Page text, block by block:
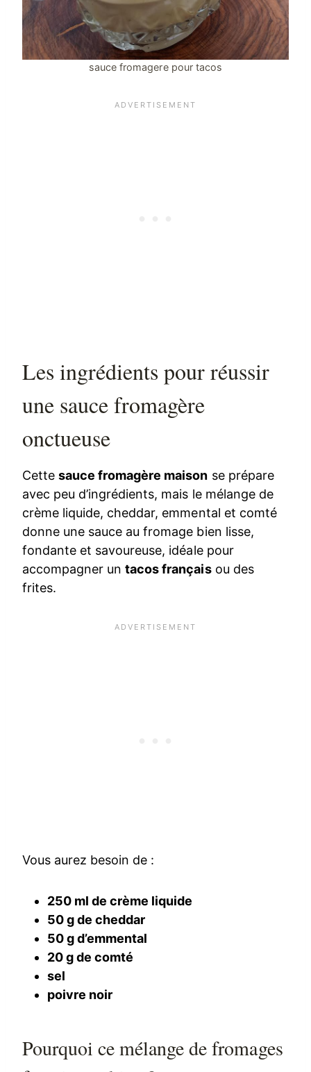
sauce fromagere pour tacos
Les ingrédients pour réussir
une sauce fromagère
onctueuse
Cettesauce fromagère maison se prépare
avec peu d’ingrédients, mais le mélange de
crème liquide, cheddar, emmental et comté
donne une sauce au fromage bien lisse,
fondante et savoureuse, idéale pour
accompagner untacos françaisou des
frites.
Vous aurez besoin de :
250 ml de crème liquide
50 g de cheddar
50 g d’emmental
20 g de comté
sel
poivre noir
Pourquoi ce mélange de fromages